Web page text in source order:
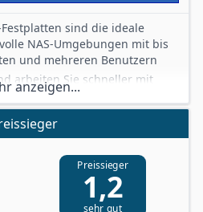
sind die ideale
NAS-Umgebungen mit bis
und mehreren Benutzern
arbeiten Sie schneller mit
Festplatte mit extrem hoher
einem Cache von bis zu 256
wenig bis gar keine
keine Verzögerungen oder
Leistung bei der
anzeigen...
Preissieger
1,2
sehr gut